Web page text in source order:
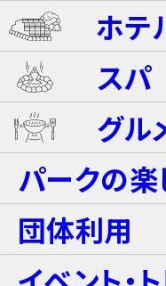
ライジング・
ライジング・
キャンディー
ブラスター・
ウォータース
プール
屋内キッズプ
レンタル席
ホテ
ホテル ザ・ネ
グランピング
プレミアテラス
スパ
温泉
岩盤浴（着衣
お食事
グル
ホテルブッフ
ALL DAY
パークの楽
【団体向け！
ントプラン
団体利用